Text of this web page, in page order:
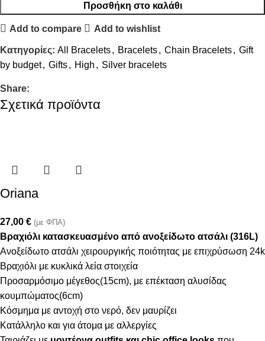
Προσθήκη στο καλάθι
Add to compare Add to wishlist
Κατηγορίες: All Bracelets, Bracelets, Chain Bracelets, Gift
by budget, Gifts, High , Silver bracelets
Share:
Σχετικά προϊόντα
Oriana
27,00 € (με ΦΠΑ)
Βραχιόλι κατασκευασμένο από ανοξείδωτο ατσάλι (316L)
Ανοξείδωτο ατσάλι χειρουργικής ποιότητας με επιχρύσωση 24k
Βραχιόλι με κυκλικά λεία στοιχεία
Προσαρμόσιμο μέγεθος(15cm), με επέκταση αλυσίδας
κουμπώματος(6cm)
Κόσμημα με αντοχή στο νερό, δεν μαυρίζει
Κατάλληλο και για άτομα με αλλεργίες